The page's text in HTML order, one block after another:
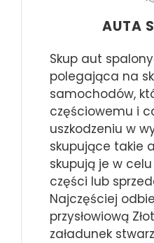
AUTA
Skup aut
polegająca na
samochodów,
częściowemu i
uszkodzeniu w
skupujące takie
skupują je w
części lub
Najczęściej
przysłowiową
załadunek